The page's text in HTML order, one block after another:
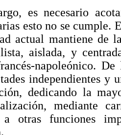
es necesario
esto no se cumple.
actual mantiene de
aislada, y
napoleónico.
independientes y
dedicando la
mediante
a otras funciones